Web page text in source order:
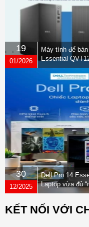
19
01/2026
Máy tính để
Essential
30
12/2025
Dell Pro 14
Laptop vừa đủ
nhẹ” dành cho
KẾT NỐI VỚI